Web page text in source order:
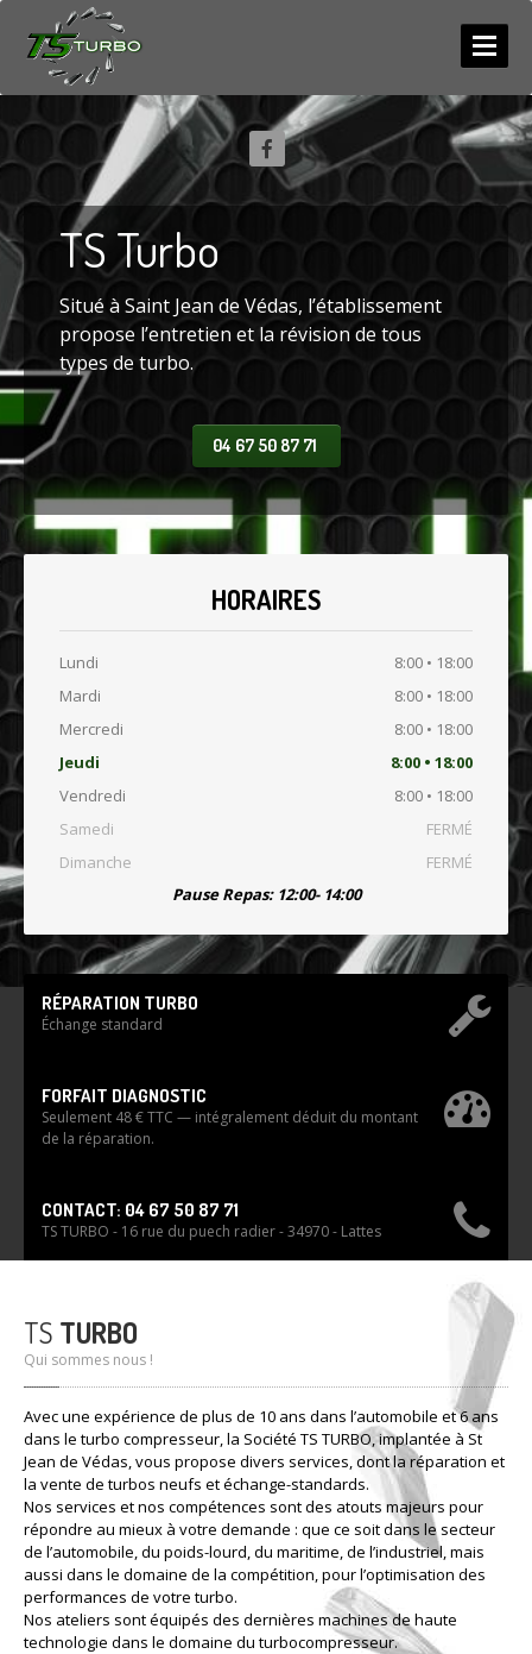
ACCUEIL
SERVICES
NEUF/ ECHANGE
RÉPARATION
COMPETITION
Diagnostic
PHOTOS
LESACTUS
CONTACT
TS Turbo
Situé à Saint Jean de Védas, l’établissement
propose l’entretien et la révision de tous
types de turbo.
04 67 50 87 71
HORAIRES
Lundi
8:00 • 18:00
Mardi
8:00 • 18:00
Mercredi
8:00 • 18:00
Jeudi
8:00 • 18:00
Vendredi
8:00 • 18:00
Samedi
FERMÉ
Dimanche
FERMÉ
Pause Repas: 12:00- 14:00
RÉPARATION TURBO
Échange standard
FORFAIT DIAGNOSTIC
Seulement 48 € TTC — intégralement déduit du montant
de la réparation.
CONTACT: 04 67 50 87 71
TS TURBO - 16 rue du puech radier - 34970 - Lattes
TS TURBO
Qui sommes nous !
Avec une expérience de plus de 10 ans dans l’automobile et 6 ans
dans le turbo compresseur, la Société TS TURBO, implantée à St
Jean de Védas, vous propose divers services, dont la réparation et
la vente de turbos neufs et échange-standards.
Nos services et nos compétences sont des atouts majeurs pour
répondre au mieux à votre demande : que ce soit dans le secteur
de l’automobile, du poids-lourd, du maritime, de l’industriel, mais
aussi dans le domaine de la compétition, pour l’optimisation des
performances de votre turbo.
Nos ateliers sont équipés des dernières machines de haute
technologie dans le domaine du turbocompresseur.